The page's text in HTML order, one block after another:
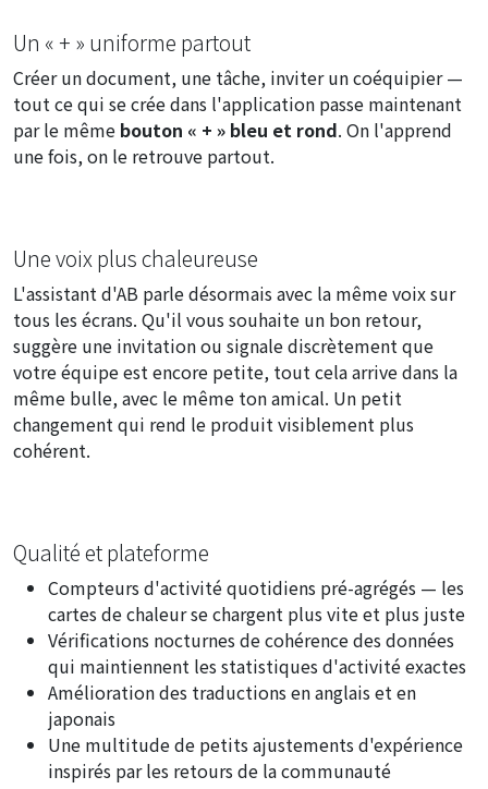
Un « + » uniforme partout
Créer un document, une tâche, inviter un coéquipier —
tout ce qui se crée dans l'application passe maintenant
par le même bouton « + » bleu et rond. On l'apprend
une fois, on le retrouve partout.
Une voix plus chaleureuse
L'assistant d'AB parle désormais avec la même voix sur
tous les écrans. Qu'il vous souhaite un bon retour,
suggère une invitation ou signale discrètement que
votre équipe est encore petite, tout cela arrive dans la
même bulle, avec le même ton amical. Un petit
changement qui rend le produit visiblement plus
cohérent.
Qualité et plateforme
Compteurs d'activité quotidiens pré-agrégés — les
cartes de chaleur se chargent plus vite et plus juste
Vérifications nocturnes de cohérence des données
qui maintiennent les statistiques d'activité exactes
Amélioration des traductions en anglais et en
japonais
Une multitude de petits ajustements d'expérience
inspirés par les retours de la communauté